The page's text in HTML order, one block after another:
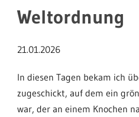
Weltordnung
21.01.2026
In diesen Tagen bekam ich
zugeschickt, auf dem ein
war, der an einem Knochen